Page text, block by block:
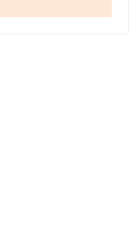
de euros y el